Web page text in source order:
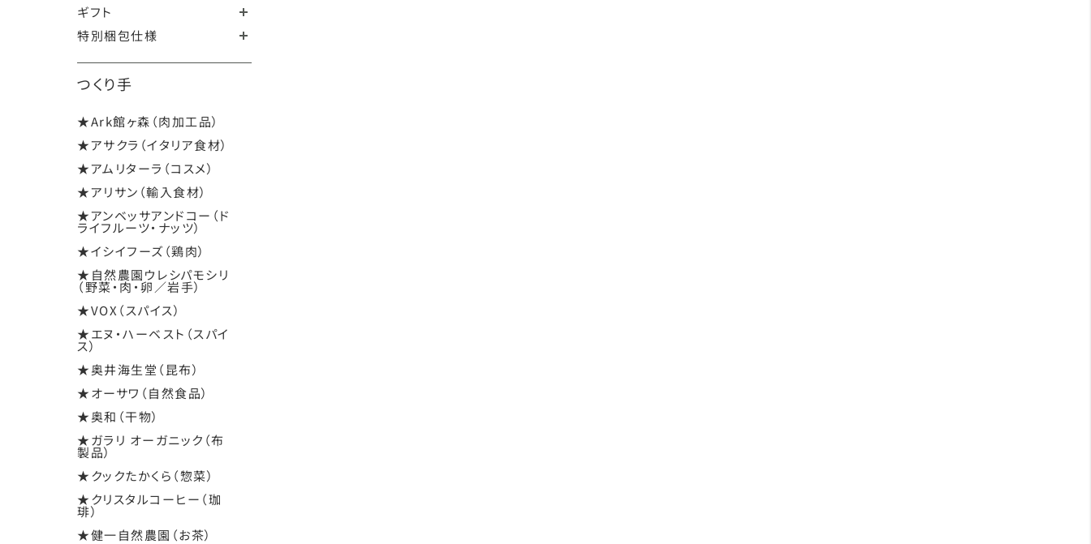
ギフト
特別梱包仕様
つくり手
★Ark館ヶ森（肉加工品）
★アサクラ（イタリア食材）
★アムリターラ（コスメ）
★アリサン（輸入食材）
★アンベッサアンドコー（ド
ライフルーツ・ナッツ）
★イシイフーズ（鶏肉）
★自然農園ウレシパモシリ
（野菜・肉・卵／岩手）
★VOX（スパイス）
★エヌ・ハーベスト（スパイ
ス）
★奥井海生堂（昆布）
★オーサワ（自然食品）
★奥和（干物）
★ガラリ オーガニック（布
製品）
★クックたかくら（惣菜）
★クリスタルコーヒー（珈
琲）
★健一自然農園（お茶）